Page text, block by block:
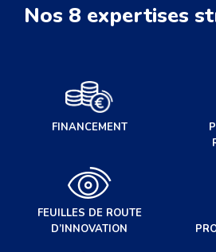
Nos 8 expertises
FINANCEMENT
FEUILLES DE ROUTE
D’INNOVATION